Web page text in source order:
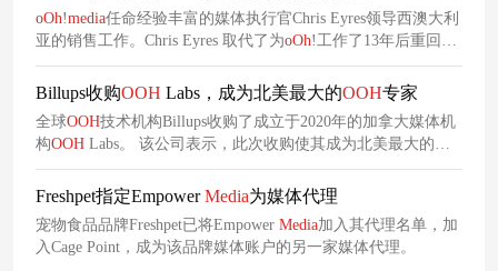
oOh!media任命经验丰富的媒体执行官Chris Eyres领导西澳大利
亚的销售工作。Chris Eyres 取代了为oOh!工作了13年后重回
MediaTonic媒体代理业务的Mark Treasure。
Billups收购OOH Labs，成为北美最大的OOH专家
全球OOH技术机构Billups收购了成立于2020年的加拿大媒体机
构OOH Labs。 该公司表示，此次收购使其成为北美最大的独
立OOH专家。
Freshpet指定EmpowerMedia为媒体代理
宠物食品品牌Freshpet已将Empower Media加入其代理名单，加
入Cage Point，成为该品牌媒体账户的另一家媒体代理。